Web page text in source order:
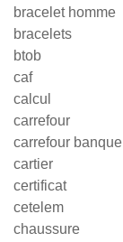
bracelet homme
bracelets
btob
caf
calcul
carrefour
carrefour banque
cartier
certificat
cetelem
chaussure